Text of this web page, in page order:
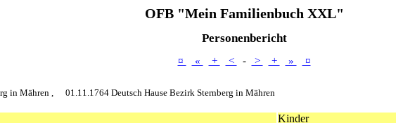
OFB "Mein Familienbuch XXL"
Personenbericht
¤ « + < - > + » ¤
in Mähren ,
01.11.1764 Deutsch Hause Bezirk Sternberg in Mähren
Kinder